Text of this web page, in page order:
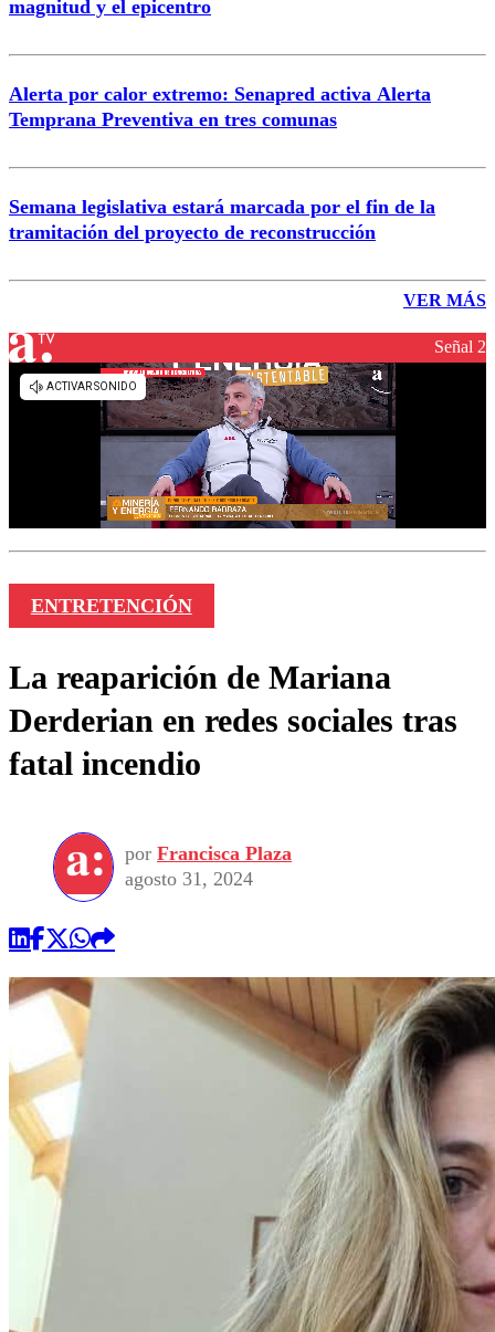
magnitud y el epicentro
Alerta por calor extremo: Senapred activa Alerta
Temprana Preventiva en tres comunas
Semana legislativa estará marcada por el fin de la
tramitación del proyecto de reconstrucción
VER MÁS
Señal 2
ENTRETENCIÓN
La reaparición de Mariana
Derderian en redes sociales tras
fatal incendio
por Francisca Plaza
agosto 31, 2024